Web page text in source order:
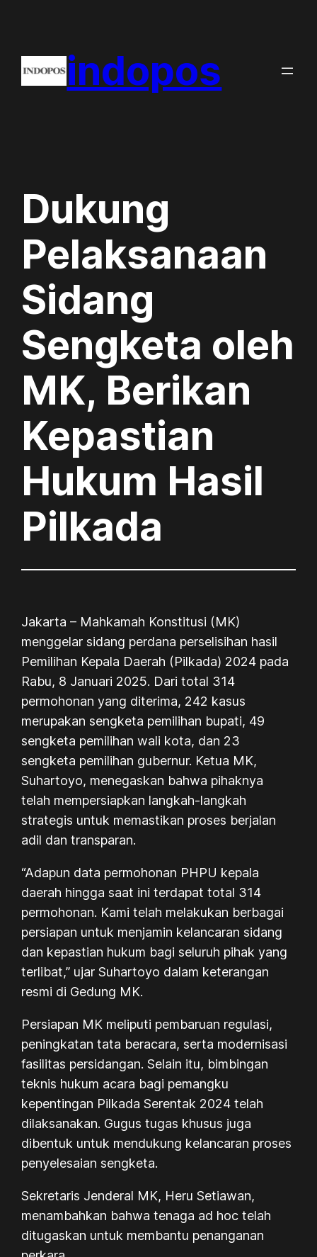
content
indopos
Dukung
Pelaksanaan
Sidang
Sengketa oleh
MK, Berikan
Kepastian
Hukum Hasil
Pilkada
Jakarta – Mahkamah Konstitusi (MK)
menggelar sidang perdana perselisihan hasil
Pemilihan Kepala Daerah (Pilkada) 2024 pada
Rabu, 8 Januari 2025. Dari total 314
permohonan yang diterima, 242 kasus
merupakan sengketa pemilihan bupati, 49
sengketa pemilihan wali kota, dan 23
sengketa pemilihan gubernur. Ketua MK,
Suhartoyo, menegaskan bahwa pihaknya
telah mempersiapkan langkah-langkah
strategis untuk memastikan proses berjalan
adil dan transparan.
“Adapun data permohonan PHPU kepala
daerah hingga saat ini terdapat total 314
permohonan. Kami telah melakukan berbagai
persiapan untuk menjamin kelancaran sidang
dan kepastian hukum bagi seluruh pihak yang
terlibat,” ujar Suhartoyo dalam keterangan
resmi di Gedung MK.
Persiapan MK meliputi pembaruan regulasi,
peningkatan tata beracara, serta modernisasi
fasilitas persidangan. Selain itu, bimbingan
teknis hukum acara bagi pemangku
kepentingan Pilkada Serentak 2024 telah
dilaksanakan. Gugus tugas khusus juga
dibentuk untuk mendukung kelancaran proses
penyelesaian sengketa.
Sekretaris Jenderal MK, Heru Setiawan,
menambahkan bahwa tenaga ad hoc telah
ditugaskan untuk membantu penanganan